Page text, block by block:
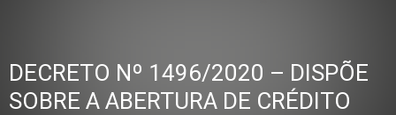
DECRETO Nº 1496/2020 – DISPÕE
SOBRE A ABERTURA DE CRÉDITO